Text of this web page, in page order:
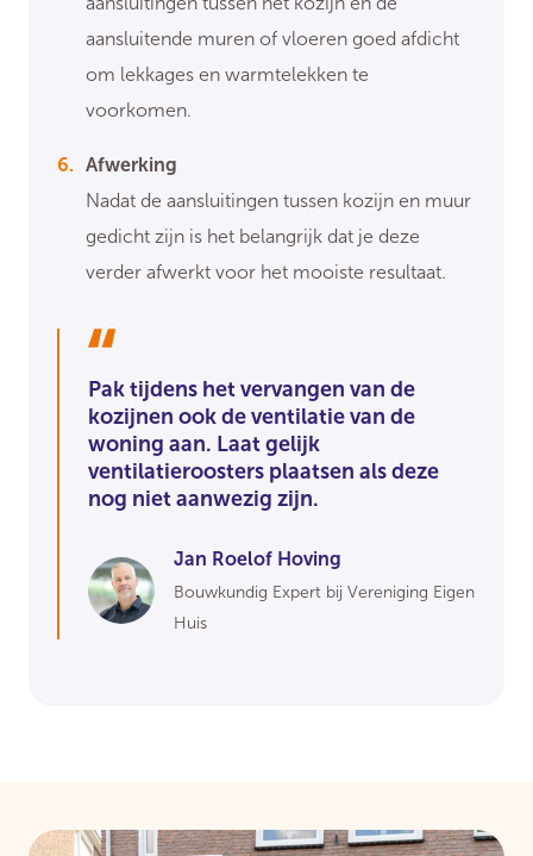
aansluitende muren of vloeren goed afdicht
om lekkages en warmtelekken te
voorkomen.
Afwerking
Nadat de aansluitingen tussen kozijn en muur
gedicht zijn is het belangrijk dat je deze
verder afwerkt voor het mooiste resultaat.
Pak tijdens het vervangen van de
kozijnen ook de ventilatie van de
woning aan. Laat gelijk
ventilatieroosters plaatsen als deze
nog niet aanwezig zijn.
Jan Roelof Hoving
Bouwkundig Expert bij Vereniging Eigen
Huis